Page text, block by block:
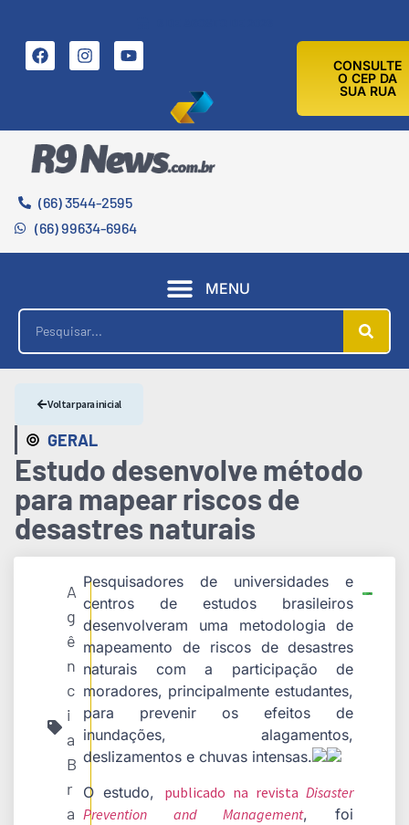
CONSULTE
O CEP DA
SUA RUA
(66) 3544-2595
(66) 99634-6964
MENU
GERAL
Voltar para inicial
Estudo desenvolve método
para mapear riscos de
desastres naturais
A
g
ê
n
c
i
a
B
r
a
Pesquisadores de universidades e
centros de estudos brasileiros
desenvolveram uma metodologia de
mapeamento de riscos de desastres
naturais com a participação de
moradores, principalmente estudantes,
para prevenir os efeitos de
inundações, alagamentos,
deslizamentos e chuvas intensas.
O estudo, publicado na revistaDisaster
Prevention and Management, foi